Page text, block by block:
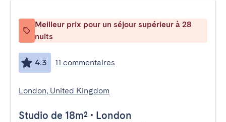
Meilleur prix pour un séjour supérieur à 28
nuits
4.3 11 commentaires
London, United Kingdom
Studio de 18m² • London